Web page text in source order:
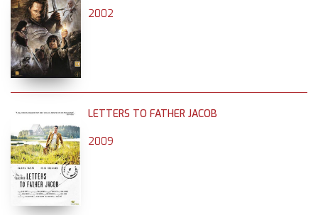
2002
LETTERS TO FATHER JACOB
2009